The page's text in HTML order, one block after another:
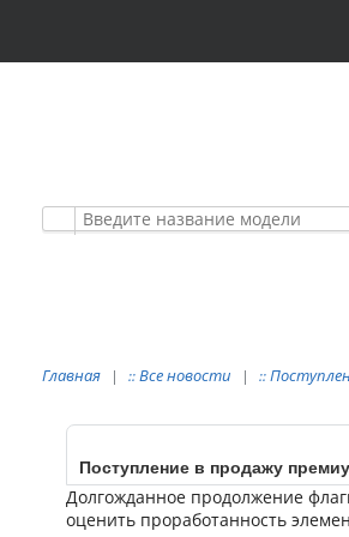
Главная ::Все новости ::
Поступление в продажу
Долгожданное продолжение
оценить проработанность